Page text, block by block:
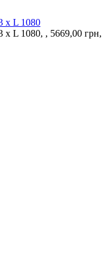
x L 1080
x L 1080, , 5669,00 грн,